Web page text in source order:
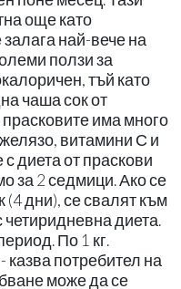
още като
най-вече на
ползи за
тъй като
чаша сок от
има много
витамини С и
диета от праскови
за 2 седмици. Ако се
дни), се свалят към
четиридневна диета.
По 1 кг.
потребител на
може да се